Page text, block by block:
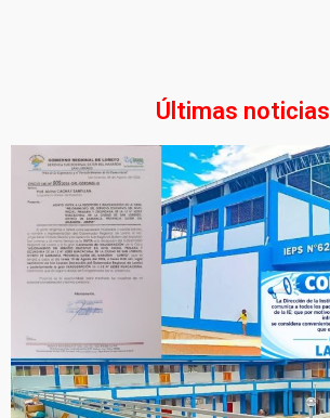
Últimas noticias